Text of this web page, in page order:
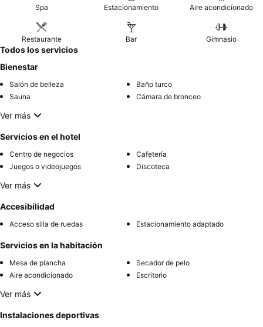
Spa Estacionamiento Aire acondicionado
Restaurante Bar Gimnasio
Todos los servicios
Bienestar
Salón de belleza
Baño turco
Sauna
Cámara de bronceo
Ver más
Servicios en el hotel
Centro de negocios
Cafetería
Juegos o videojuegos
Discoteca
Ver más
Accesibilidad
Acceso silla de ruedas Estacionamiento adaptado
Servicios en la habitación
Mesa de plancha
Secador de pelo
Aire acondicionado
Escritorio
Ver más
Instalaciones deportivas